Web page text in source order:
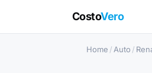
CostoVero
Home / Auto /